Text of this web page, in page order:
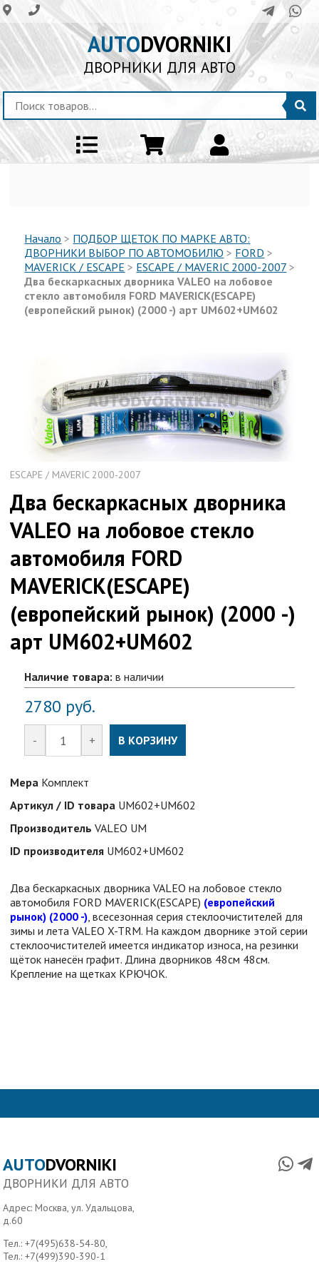
AUTODVORNIKI
ДВОРНИКИ ДЛЯ АВТО
Начало > ПОДБОР ЩЕТОК ПО МАРКЕ АВТО:
ДВОРНИКИ ВЫБОР ПО АВТОМОБИЛЮ > FORD >
MAVERICK / ESCAPE > ESCAPE / MAVERIC 2000-2007 >
Два бескаркасных дворника VALEO на лобовое
стекло автомобиля FORD MAVERICK(ESCAPE)
(европейский рынок) (2000 -) арт UM602+UM602
ESCAPE / MAVERIC 2000-2007
Два бескаркасных дворника
VALEO на лобовое стекло
автомобиля FORD
MAVERICK(ESCAPE)
(европейский рынок) (2000 -)
арт UM602+UM602
Наличие товара: в наличии
2780 руб.
- + В КОРЗИНУ
Мера Комплект
Артикул / ID товара UM602+UM602
Производитель VALEO UM
ID производителя UM602+UM602
Два бескаркасных дворника VALEO на лобовое стекло
автомобиля FORD MAVERICK(ESCAPE) (европейский
рынок) (2000 -) , всесезонная серия стеклоочистителей для
зимы и лета VALEO X-TRM. На каждом дворнике этой серии
стеклоочистителей имеется индикатор износа, на резинки
щёток нанесён графит. Длина дворников 48см 48см.
Крепление на щетках КРЮЧОК.
AUTODVORNIKI
ДВОРНИКИ ДЛЯ АВТО
Адрес: Москва, ул. Удальцова,
д.60
Тел.:+7(495)638-54-80,
Тел.:+7(499)390-390-1